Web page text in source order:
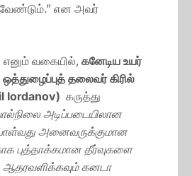
என அவர்
எனும் வகையில், கனேடிய உயர்
தலைவர் கிரில்
கருத்து
அடிப்படையிலான
அனைவருக்குமான
புத்தாக்கமான தீர்வுகளை
ஆதரவளிக்கவும் கனடா